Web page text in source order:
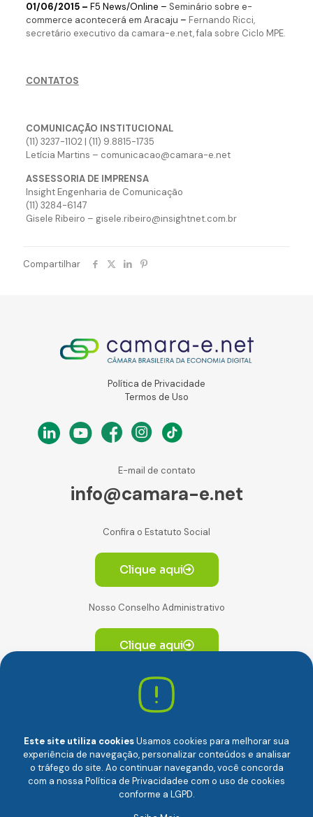
01/06/2015 – F5 News/Online – Seminário sobre e-
commerce acontecerá em Aracaju – Fernando Ricci,
secretário executivo da camara-e.net, fala sobre Ciclo MPE.
CONTATOS
COMUNICAÇÃO INSTITUCIONAL
(11) 3237-1102 | (11) 9.8815-1735
Letícia Martins – comunicacao@camara-e.net
ASSESSORIA DE IMPRENSA
Insight Engenharia de Comunicação
(11) 3284-6147
Gisele Ribeiro – gisele.ribeiro@insightnet.com.br
Compartilhar
Política de Privacidade
Termos de Uso
E-mail de contato
info@camara-e.net
Confira o Estatuto Social
Clique aqui
Nosso Conselho Administrativo
Clique aqui
Av. Paulista, 2064. Conjunto 14, (Edifício Paulista) -
CEP 01310-928 Consolação – São Paulo/SP
Este site utiliza cookiesUsamos cookies para melhorar sua
experiência de navegação, personalizar conteúdos e analisar
o tráfego do site. Ao continuar navegando, você concorda
com a nossa Política de Privacidadee com o uso de cookies
conforme a LGPD.